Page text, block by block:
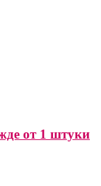
от 1 штуки